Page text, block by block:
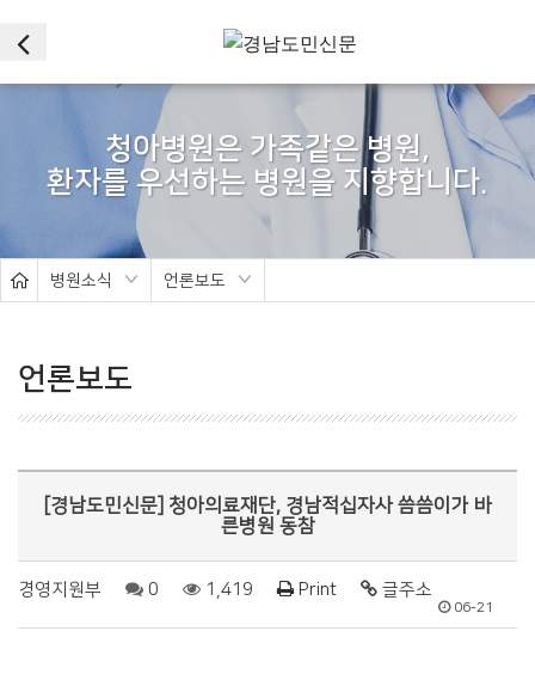
서
얼
청아병원은 가족같은 병원,
병원소식 언론보도
언론보도
[경남도민신문] 청아의료재단, 경남적십자사 씀씀이가 바
른병원 동참
경영지원부 0 1,419 Print 글주소
06-21
전